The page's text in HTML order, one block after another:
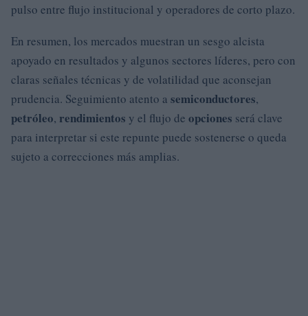
pulso entre flujo institucional y operadores de corto plazo.
En resumen, los mercados muestran un sesgo alcista
apoyado en resultados y algunos sectores líderes, pero con
claras señales técnicas y de volatilidad que aconsejan
prudencia. Seguimiento atento a semiconductores,
petróleo, rendimientos y el flujo de opciones será clave
para interpretar si este repunte puede sostenerse o queda
sujeto a correcciones más amplias.